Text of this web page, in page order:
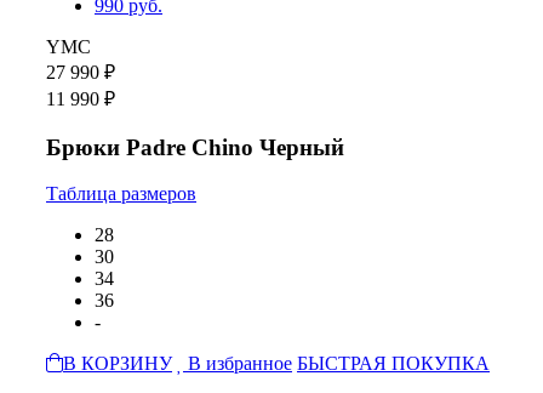
YMC
27 990 ₽
11 990 ₽
Брюки Padre Chino Черный
Таблица размеров
28
30
34
36
-
В КОРЗИНУ
В избранное БЫСТРАЯ ПОКУПКА